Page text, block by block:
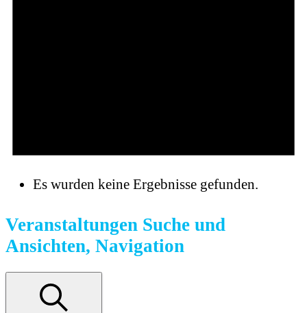
Es wurden keine Ergebnisse gefunden.
Veranstaltungen Suche und
Ansichten, Navigation